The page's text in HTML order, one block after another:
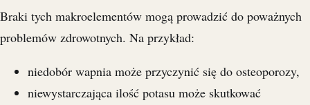
Braki tych makroelementów mogą prowadzić do poważnych
problemów zdrowotnych. Na przykład:
niedobór wapnia może przyczynić się do osteoporozy,
niewystarczająca ilość potasu może skutkować